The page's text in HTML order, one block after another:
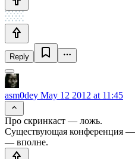
Reply
asm0dey May 12 2012 at 11:45
Про скринкаст — ложь.
Существующая конференция —
— вполне.